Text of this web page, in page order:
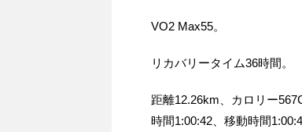
VO2 Max55。
リカバリータイム36時間。
距離12.26km、カロリー
時間1:00:42、移動時間